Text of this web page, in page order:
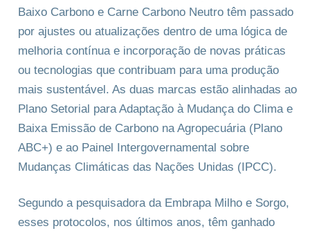
Baixo Carbono e Carne Carbono Neutro têm passado
por ajustes ou atualizações dentro de uma lógica de
melhoria contínua e incorporação de novas práticas
ou tecnologias que contribuam para uma produção
mais sustentável. As duas marcas estão alinhadas ao
Plano Setorial para Adaptação à Mudança do Clima e
Baixa Emissão de Carbono na Agropecuária (Plano
ABC+) e ao Painel Intergovernamental sobre
Mudanças Climáticas das Nações Unidas (IPCC).
Segundo a pesquisadora da Embrapa Milho e Sorgo,
esses protocolos, nos últimos anos, têm ganhado